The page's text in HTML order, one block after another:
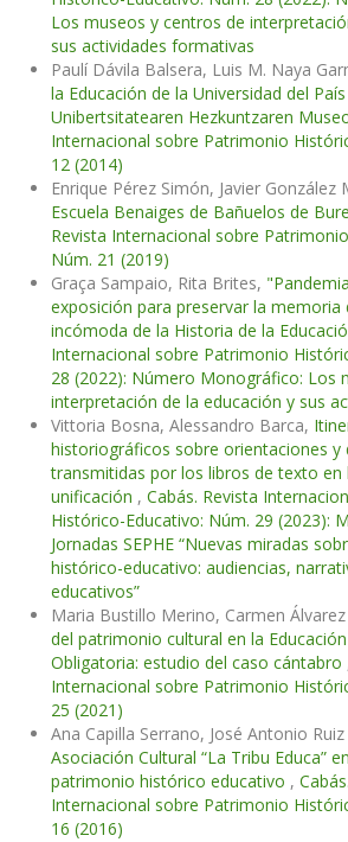
Los museos y centros de
sus actividades formativas
Paulí Dávila Balsera, Luis M. Naya
la Educación de la Universidad del
Unibertsitatearen Hezkuntzaren
Internacional sobre Patrimonio
12 (2014)
Enrique Pérez Simón, Javier González
Escuela Benaiges de Bañuelos de
Revista Internacional sobre
Núm. 21 (2019)
Graça Sampaio, Rita Brites,
exposición para preservar la memoria
incómoda de la Historia de la
Internacional sobre Patrimonio
28 (2022): Número Monográfico: Los
interpretación de la educación y sus
Vittoria Bosna, Alessandro Barca,
historiográficos sobre orientaciones y
transmitidas por los libros de texto en
unificación , Cabás. Revista
Histórico-Educativo: Núm. 29 (2023):
Jornadas SEPHE “Nuevas miradas
histórico-educativo: audiencias,
educativos”
Maria Bustillo Merino, Carmen
del patrimonio cultural en la
Obligatoria: estudio del caso cántabro
Internacional sobre Patrimonio
25 (2021)
Ana Capilla Serrano, José Antonio
Asociación Cultural “La Tribu Educa”
patrimonio histórico educativo ,
Internacional sobre Patrimonio
16 (2016)